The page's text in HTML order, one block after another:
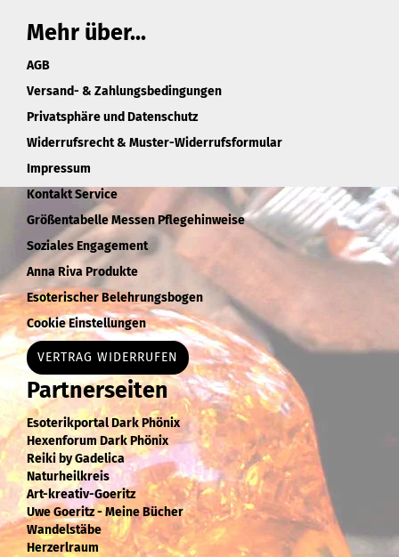
Mehr über...
AGB
Versand- & Zahlungsbedingungen
Privatsphäre und Datenschutz
Widerrufsrecht & Muster-Widerrufsformular
Impressum
Kontakt Service
Größentabelle Messen Pflegehinweise
Soziales Engagement
Anna Riva Produkte
Esoterischer Belehrungsbogen
Cookie Einstellungen
VERTRAG WIDERRUFEN
Partnerseiten
Esoterikportal Dark Phönix
Hexenforum Dark Phönix
Reiki by Gadelica
Naturheilkreis
Art-kreativ-Goeritz
Uwe Goeritz - Meine Bücher
Wandelstäbe
Herzerlraum